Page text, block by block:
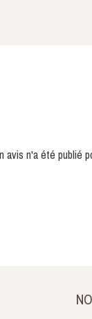
avis n'a été publié